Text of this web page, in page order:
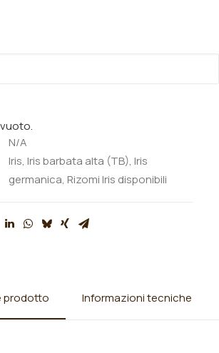
N/A
Iris, Iris barbata alta (TB), Iris
germanica, Rizomi Iris disponibili
prodotto Informazioni tecniche